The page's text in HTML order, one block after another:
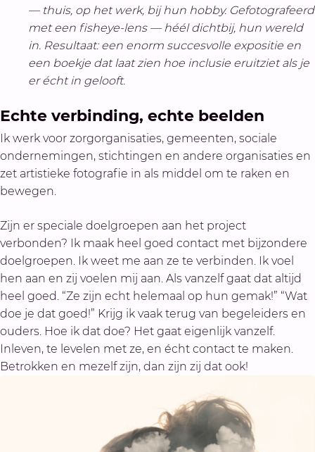
— thuis, op het werk, bij hun hobby. Gefotografeerd
met een fisheye-lens — héél dichtbij, hun wereld
in. Resultaat: een enorm succesvolle expositie en
een boekje dat laat zien hoe inclusie eruitziet als je
er écht in gelooft.
Echte verbinding, echte beelden
Ik werk voor zorgorganisaties, gemeenten, sociale
ondernemingen, stichtingen en andere organisaties en
zet artistieke fotografie in als middel om te raken en
bewegen.
Zijn er speciale doelgroepen aan het project
verbonden? Ik maak heel goed contact met bijzondere
doelgroepen. Ik weet me aan ze te verbinden. Ik voel
hen aan en zij voelen mij aan. Als vanzelf gaat dat altijd
heel goed. “Ze zijn echt helemaal op hun gemak!” “Wat
doe je dat goed!” Krijg ik vaak terug van begeleiders en
ouders. Hoe ik dat doe? Het gaat eigenlijk vanzelf.
Inleven, te levelen met ze, en écht contact te maken.
Betrokken en mezelf zijn, dan zijn zij dat ook!